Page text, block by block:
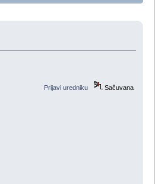
Prijavi uredniku Sačuvana